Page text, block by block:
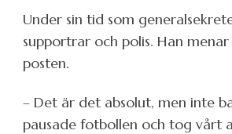
Under sin tid som
supportrar och polis. Han
posten.
– Det är det absolut, men inte
pausade fotbollen och tog vårt